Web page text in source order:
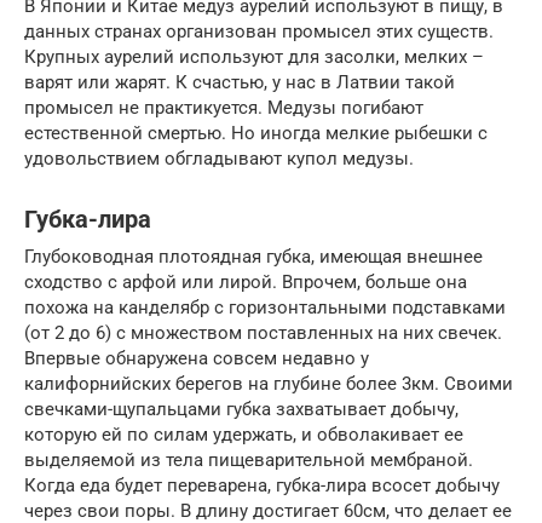
В Японии и Китае медуз аурелий используют в пищу, в
данных странах организован промысел этих существ.
Крупных аурелий используют для засолки, мелких –
варят или жарят. К счастью, у нас в Латвии такой
промысел не практикуется. Медузы погибают
естественной смертью. Но иногда мелкие рыбешки с
удовольствием обгладывают купол медузы.
Губка-лира
Глубоководная плотоядная губка, имеющая внешнее
сходство с арфой или лирой. Впрочем, больше она
похожа на канделябр с горизонтальными подставками
(от 2 до 6) с множеством поставленных на них свечек.
Впервые обнаружена совсем недавно у
калифорнийских берегов на глубине более 3км. Своими
свечками-щупальцами губка захватывает добычу,
которую ей по силам удержать, и обволакивает ее
выделяемой из тела пищеварительной мембраной.
Когда еда будет переварена, губка-лира всосет добычу
через свои поры. В длину достигает 60см, что делает ее